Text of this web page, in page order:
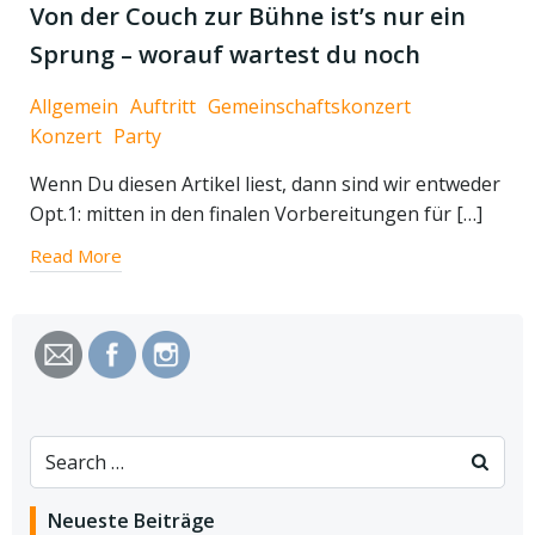
Von der Couch zur Bühne ist’s nur ein
Sprung – worauf wartest du noch
Allgemein Auftritt Gemeinschaftskonzert
Konzert Party
Wenn Du diesen Artikel liest, dann sind wir entweder
Opt.1: mitten in den finalen Vorbereitungen für […]
Read More
Search
for:
Neueste Beiträge